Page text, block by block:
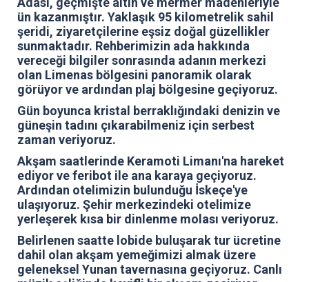
ün kazanmıştır. Yaklaşık 95 kilometrelik sahil
şeridi, ziyaretçilerine eşsiz doğal güzellikler
sunmaktadır. Rehberimizin ada hakkında
vereceği bilgiler sonrasında adanın merkezi
olan Limenas bölgesini panoramik olarak
görüyor ve ardından plaj bölgesine geçiyoruz.
Gün boyunca kristal berraklığındaki denizin ve
güneşin tadını çıkarabilmeniz için serbest
zaman veriyoruz.
Akşam saatlerinde Keramoti Limanı'na hareket
ediyor ve feribot ile ana karaya geçiyoruz.
Ardından otelimizin bulunduğu İskeçe'ye
ulaşıyoruz. Şehir merkezindeki otelimize
yerleşerek kısa bir dinlenme molası veriyoruz.
Belirlenen saatte lobide buluşarak tur ücretine
dahil olan akşam yemeğimizi almak üzere
geleneksel Yunan tavernasına geçiyoruz. Canlı